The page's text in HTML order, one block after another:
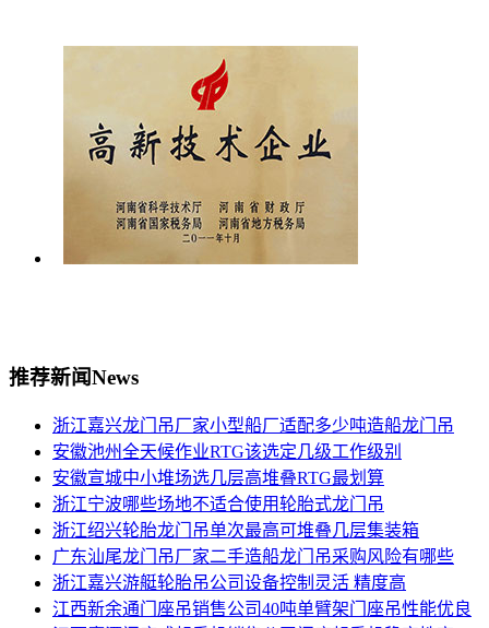
推荐新闻News
浙江嘉兴龙门吊厂家小型船厂适配多少吨造船龙门吊
安徽池州全天候作业RTG该选定几级工作级别
安徽宣城中小堆场选几层高堆叠RTG最划算
浙江宁波哪些场地不适合使用轮胎式龙门吊
浙江绍兴轮胎龙门吊单次最高可堆叠几层集装箱
广东汕尾龙门吊厂家二手造船龙门吊采购风险有哪些
浙江嘉兴游艇轮胎吊公司设备控制灵活 精度高
江西新余通门座吊销售公司40吨单臂架门座吊性能优良